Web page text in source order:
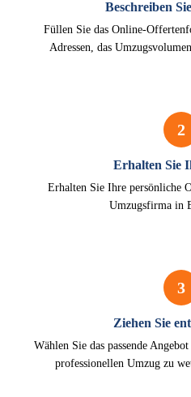
Beschreiben
Füllen Sie das Online-
Adressen, das
2
Erhalten Sie
Erhalten Sie Ihre persönliche
Umzugsfirma in
3
Ziehen Sie
Wählen Sie das passende
professionellen Umzug zu